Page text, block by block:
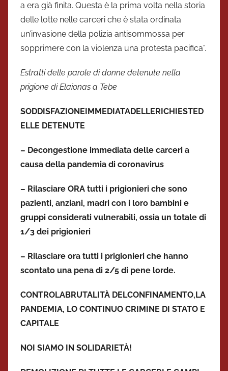
a era già finita. Questa è la prima volta nella storia
delle lotte nelle carceri che è stata ordinata
un’invasione della polizia antisommossa per
sopprimere con la violenza una protesta pacifica”.
Estratti delle parole di donne detenute nella
prigione di Elaionas a Tebe
SODDISFAZIONE IMMEDIATADELLE RICHIESTE D
E LLE DETENUTE
– Decongestione immediata delle carceri a
causa della pandemia di coronavirus
– Rilasciare ORA tutti i prigionieri che sono
pazienti, anziani, madri con i loro bambini e
gruppi considerati vulnerabili, ossia un totale di
1/3 dei prigionieri
– Rilasciare ora tutti i prigionieri che hanno
scontato una pena di 2/5 di pene lorde.
CONTROLABRUTALITÀ DELCONFINAMENTO, LA
PANDEMIA, LO CONTINUO CRIMINE DI STATO E
CAPITALE
NOI SIAMO IN SOLIDARIETÀ!